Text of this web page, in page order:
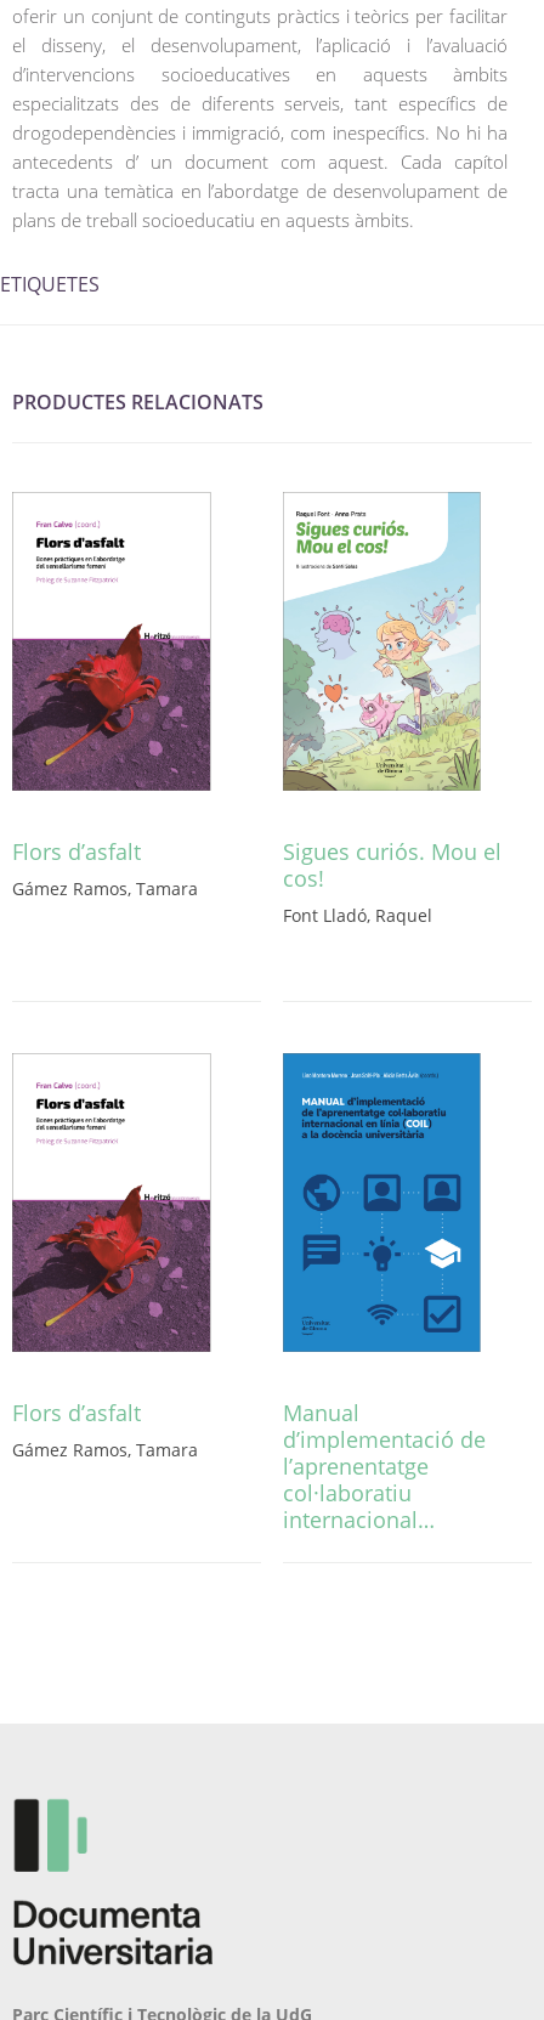
oferir un conjunt de continguts pràctics i teòrics per facilitar
el disseny, el desenvolupament, l’aplicació i l’avaluació
d’intervencions socioeducatives en aquests àmbits
especialitzats des de diferents serveis, tant específics de
drogodependències i immigració, com inespecífics. No hi ha
antecedents d’ un document com aquest. Cada capítol
tracta una temàtica en l’abordatge de desenvolupament de
plans de treball socioeducatiu en aquests àmbits​.
ETIQUETES
PRODUCTES RELACIONATS
Flors d’asfalt
Gámez Ramos, Tamara
Sigues curiós. Mou el
cos!
Font Lladó, Raquel
variants.
Les
opcions
triar
pàgina
producte
Flors d’asfalt
Gámez Ramos, Tamara
Manual
d’implementació de
l’aprenentatge
col·laboratiu
internacional…
Parc Científic i Tecnològic de la UdG